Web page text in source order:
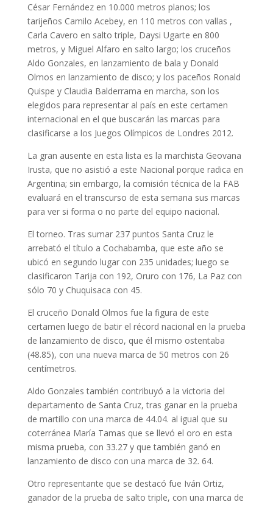
César Fernández en 10.000 metros planos; los
tarijeños Camilo Acebey, en 110 metros con vallas ,
Carla Cavero en salto triple, Daysi Ugarte en 800
metros, y Miguel Alfaro en salto largo; los cruceños
Aldo Gonzales, en lanzamiento de bala y Donald
Olmos en lanzamiento de disco; y los paceños Ronald
Quispe y Claudia Balderrama en marcha, son los
elegidos para representar al país en este certamen
internacional en el que buscarán las marcas para
clasificarse a los Juegos Olímpicos de Londres 2012.
La gran ausente en esta lista es la marchista Geovana
Irusta, que no asistió a este Nacional porque radica en
Argentina; sin embargo, la comisión técnica de la FAB
evaluará en el transcurso de esta semana sus marcas
para ver si forma o no parte del equipo nacional.
El torneo. Tras sumar 237 puntos Santa Cruz le
arrebató el título a Cochabamba, que este año se
ubicó en segundo lugar con 235 unidades; luego se
clasificaron Tarija con 192, Oruro con 176, La Paz con
sólo 70 y Chuquisaca con 45.
El cruceño Donald Olmos fue la figura de este
certamen luego de batir el récord nacional en la prueba
de lanzamiento de disco, que él mismo ostentaba
(48.85), con una nueva marca de 50 metros con 26
centímetros.
Aldo Gonzales también contribuyó a la victoria del
departamento de Santa Cruz, tras ganar en la prueba
de martillo con una marca de 44.04. al igual que su
coterránea María Tamas que se llevó el oro en esta
misma prueba, con 33.27 y que también ganó en
lanzamiento de disco con una marca de 32. 64.
Otro representante que se destacó fue Iván Ortiz,
ganador de la prueba de salto triple, con una marca de